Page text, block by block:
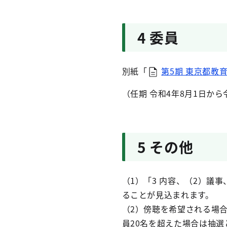
4 委員
別紙「
第5期 東京都教
（任期 令和4年8月1日か
5 その他
（1）「3 内容、（2）議
ることが見込まれます。
（2）傍聴を希望される
員20名を超えた場合は抽